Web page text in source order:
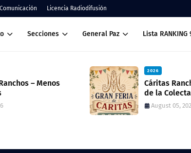
Licencia Radiodifusión
Secciones General Paz Lista RANKING
informó el resultado
Anual y anunció una
2026
Inscripción 2027
Cocina
July 28, 2026